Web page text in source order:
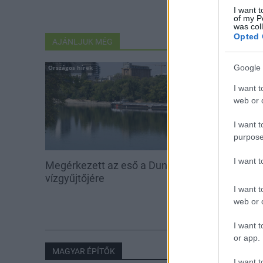
I want
of my
was
Opted
Google
I want
web or
I want
I want
I want
web or
I want
or app.
AJÁNLJUK MÉG
Országos hírek
Megérkezett az eső a Duna
vízgyűjtőjére
Országos hírek
Ferenc
MAGYAR ÉPÍTŐK